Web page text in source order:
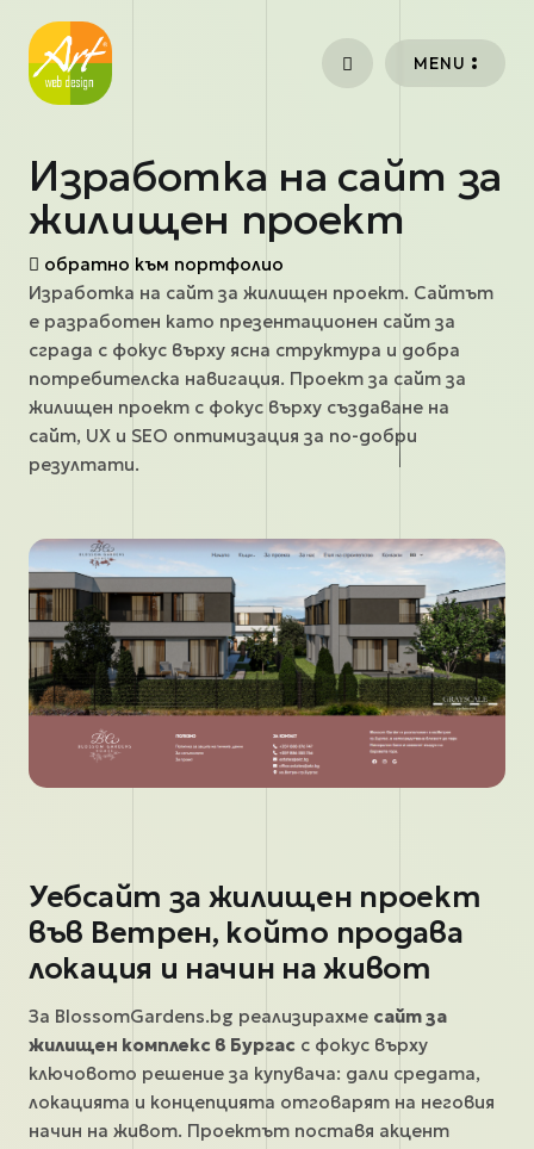
MENU
Изработка на сайт за
жилищен проект
обратно към портфолио
Изработка на сайт за жилищен проект. Сайтът
е разработен като презентационен сайт за
сграда с фокус върху ясна структура и добра
потребителска навигация. Проект за сайт за
жилищен проект с фокус върху създаване на
сайт, UX и SEO оптимизация за по-добри
резултати.
Уебсайт за жилищен проект
във Ветрен, който продава
локация и начин на живот
За BlossomGardens.bg реализирахме сайт за
жилищен комплекс в Бургас с фокус върху
ключовото решение за купувача: дали средата,
локацията и концепцията отговарят на неговия
начин на живот. Проектът поставя акцент